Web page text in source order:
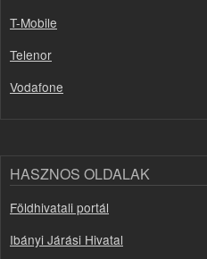
T-Mobile
Telenor
Vodafone
HASZNOS OLDALAK
Földhivatali portál
Ibányi Járási Hivatal